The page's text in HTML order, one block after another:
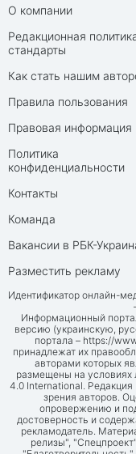
О компании
Редакционная
стандарты
Как стать нашим
Правила пользования
Правовая информация
Политика
конфиденциальности
Контакты
Команда
Вакансии в РБК-
Разместить рекламу
Идентификатор онлайн-
Информационный
версию (украинскую,
портала – https://
принадлежат их
авторами которых
размещены на условиях
4.0 International.
зрения авторов.
опровержению и
достоверность и
рекламодатель.
релизы",